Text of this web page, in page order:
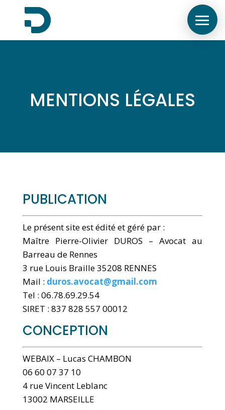
MENTIONS LÉGALES
PUBLICATION
Le présent site est édité et géré par :
Maître Pierre-Olivier DUROS – Avocat au
Barreau de Rennes
3 rue Louis Braille 35208 RENNES
Mail : duros.avocat@gmail.com
Tel : 06.78.69.29.54
SIRET : 837 828 557 00012
CONCEPTION
WEBAIX – Lucas CHAMBON
06 60 07 37 10
4 rue Vincent Leblanc
13002 MARSEILLE